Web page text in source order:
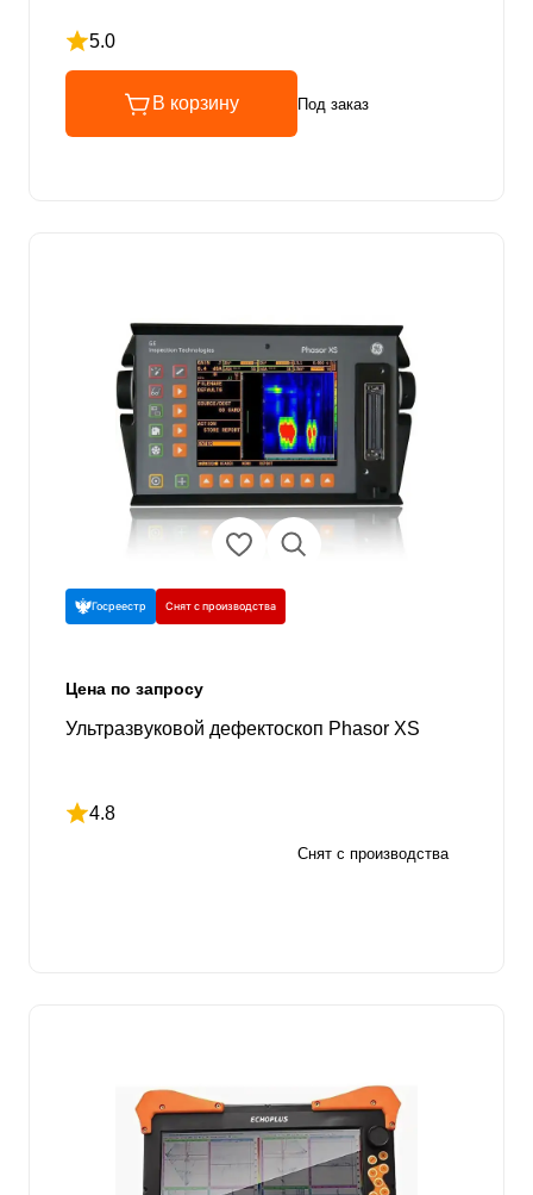
5.0
Рейтинг 5 из 5
В корзину Под заказ
Госреестр Снят с производства
Цена по запросу
Ультразвуковой дефектоскоп Phasor XS
4.8
Рейтинг 4.8 из 5
Снят с производства